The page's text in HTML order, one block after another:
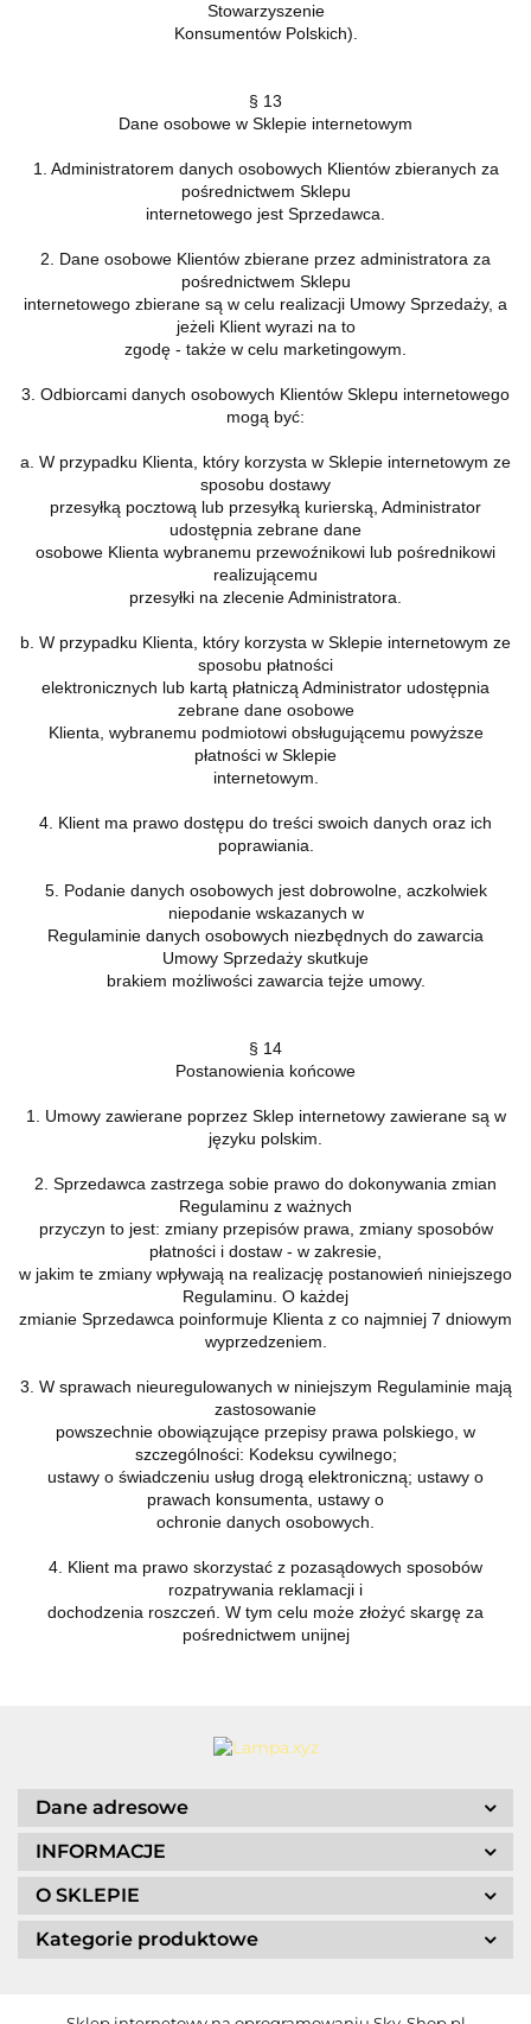
Stowarzyszenie
Konsumentów Polskich).
§ 13
Dane osobowe w Sklepie internetowym
1. Administratorem danych osobowych Klientów zbieranych za
pośrednictwem Sklepu
internetowego jest Sprzedawca.
2. Dane osobowe Klientów zbierane przez administratora za
pośrednictwem Sklepu
internetowego zbierane są w celu realizacji Umowy Sprzedaży, a
jeżeli Klient wyrazi na to
zgodę - także w celu marketingowym.
3. Odbiorcami danych osobowych Klientów Sklepu internetowego
mogą być:
a. W przypadku Klienta, który korzysta w Sklepie internetowym ze
sposobu dostawy
przesyłką pocztową lub przesyłką kurierską, Administrator
udostępnia zebrane dane
osobowe Klienta wybranemu przewoźnikowi lub pośrednikowi
realizującemu
przesyłki na zlecenie Administratora.
b. W przypadku Klienta, który korzysta w Sklepie internetowym ze
sposobu płatności
elektronicznych lub kartą płatniczą Administrator udostępnia
zebrane dane osobowe
Klienta, wybranemu podmiotowi obsługującemu powyższe
płatności w Sklepie
internetowym.
4. Klient ma prawo dostępu do treści swoich danych oraz ich
poprawiania.
5. Podanie danych osobowych jest dobrowolne, aczkolwiek
niepodanie wskazanych w
Regulaminie danych osobowych niezbędnych do zawarcia
Umowy Sprzedaży skutkuje
brakiem możliwości zawarcia tejże umowy.
§ 14
Postanowienia końcowe
1. Umowy zawierane poprzez Sklep internetowy zawierane są w
języku polskim.
2. Sprzedawca zastrzega sobie prawo do dokonywania zmian
Regulaminu z ważnych
przyczyn to jest: zmiany przepisów prawa, zmiany sposobów
płatności i dostaw - w zakresie,
w jakim te zmiany wpływają na realizację postanowień niniejszego
Regulaminu. O każdej
zmianie Sprzedawca poinformuje Klienta z co najmniej 7 dniowym
wyprzedzeniem.
3. W sprawach nieuregulowanych w niniejszym Regulaminie mają
zastosowanie
powszechnie obowiązujące przepisy prawa polskiego, w
szczególności: Kodeksu cywilnego;
ustawy o świadczeniu usług drogą elektroniczną; ustawy o
prawach konsumenta, ustawy o
ochronie danych osobowych.
4. Klient ma prawo skorzystać z pozasądowych sposobów
rozpatrywania reklamacji i
dochodzenia roszczeń. W tym celu może złożyć skargę za
pośrednictwem unijnej
Dane adresowe
INFORMACJE
O SKLEPIE
Kategorie produktowe